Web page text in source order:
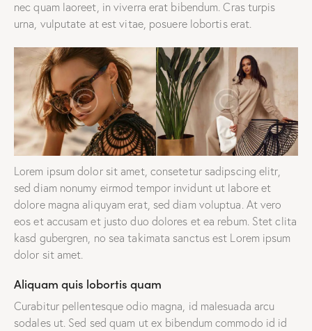
nec quam laoreet, in viverra erat bibendum. Cras turpis
urna, vulputate at est vitae, posuere lobortis erat.
Lorem ipsum dolor sit amet, consetetur sadipscing elitr,
sed diam nonumy eirmod tempor invidunt ut labore et
dolore magna aliquyam erat, sed diam voluptua. At vero
eos et accusam et justo duo dolores et ea rebum. Stet clita
kasd gubergren, no sea takimata sanctus est Lorem ipsum
dolor sit amet.
Aliquam quis lobortis quam
Curabitur pellentesque odio magna, id malesuada arcu
sodales ut. Sed sed quam ut ex bibendum commodo id id